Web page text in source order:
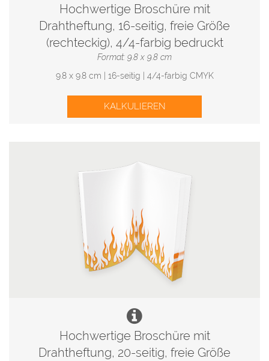
Hochwertige Broschüre mit
Drahtheftung, 16-seitig, freie Größe
(rechteckig), 4/4-farbig bedruckt
Format: 9.8 x 9.8 cm
9.8 x 9.8 cm | 16-seitig | 4/4-farbig CMYK
KALKULIEREN
Hochwertige Broschüre mit
Drahtheftung, 20-seitig, freie Größe